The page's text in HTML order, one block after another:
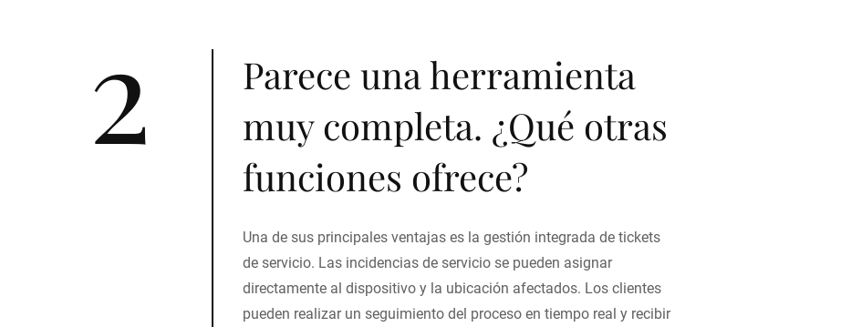
2
Parece una herramienta
muy completa. ¿Qué otras
funciones ofrece?
Una de sus principales ventajas es la gestión integrada de tickets
de servicio. Las incidencias de servicio se pueden asignar
directamente al dispositivo y la ubicación afectados. Los clientes
pueden realizar un seguimiento del proceso en tiempo real y recibir